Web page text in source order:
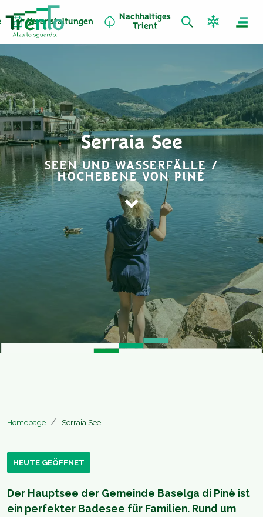
Veranstaltungen
Nachhaltiges
Trient
Serraia See
SEEN UND WASSERFÄLLE /
HOCHEBENE VON PINÉ
Homepage Serraia See
HEUTE GEÖFFNET
Der Hauptsee der Gemeinde Baselga di Pinè ist
ein perfekter Badesee für Familien. Rund um